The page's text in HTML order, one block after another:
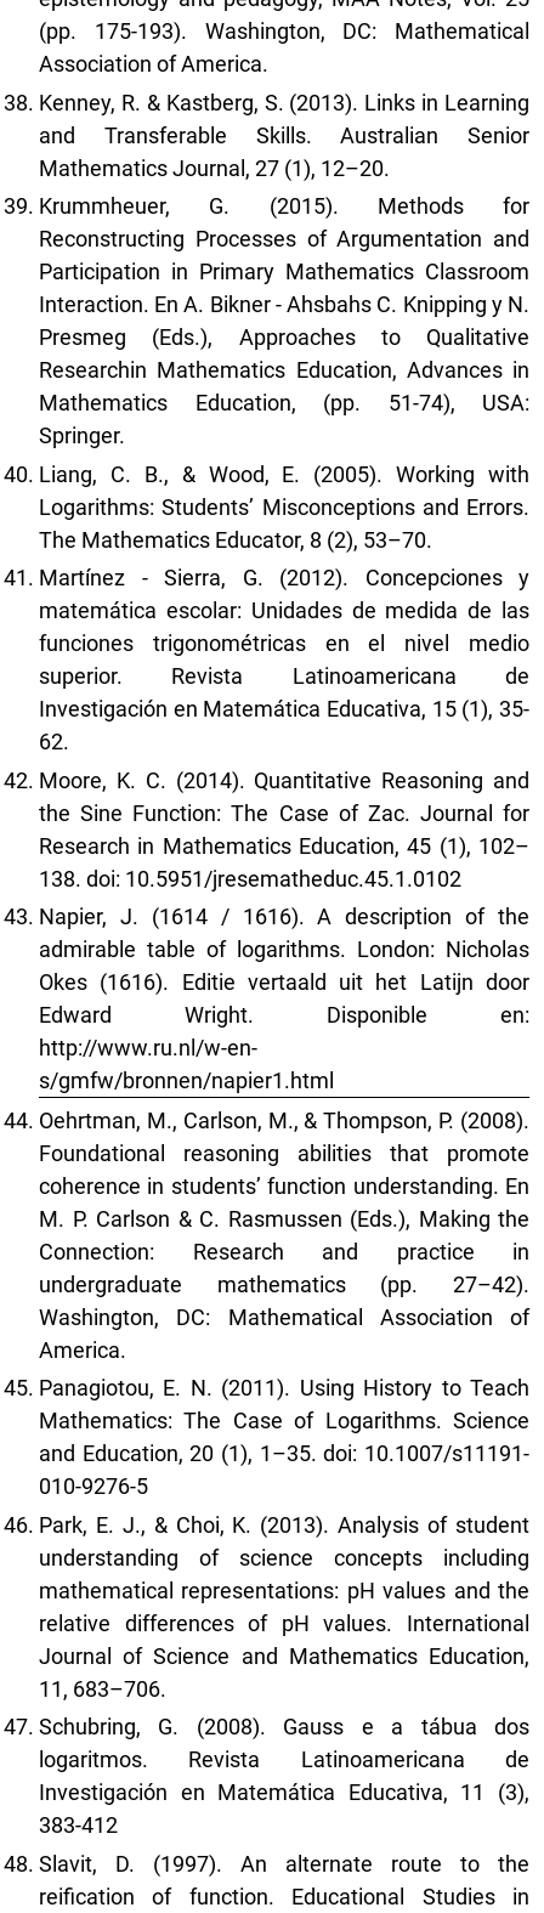
(pp. 175-193). Washington, DC: Mathematical
Association of America.
Kenney, R. & Kastberg, S. (2013). Links in Learning
and Transferable Skills. Australian Senior
Mathematics Journal, 27 (1), 12–20.
Krummheuer, G. (2015). Methods for
Reconstructing Processes of Argumentation and
Participation in Primary Mathematics Classroom
Interaction. En A. Bikner - Ahsbahs C. Knipping y N.
Presmeg (Eds.), Approaches to Qualitative
Researchin Mathematics Education, Advances in
Mathematics Education, (pp. 51-74), USA:
Springer.
Liang, C. B., & Wood, E. (2005). Working with
Logarithms: Students’ Misconceptions and Errors.
The Mathematics Educator, 8 (2), 53–70.
Martínez - Sierra, G. (2012). Concepciones y
matemática escolar: Unidades de medida de las
funciones trigonométricas en el nivel medio
superior. Revista Latinoamericana de
Investigación en Matemática Educativa, 15 (1), 35-
62.
Moore, K. C. (2014). Quantitative Reasoning and
the Sine Function: The Case of Zac. Journal for
Research in Mathematics Education, 45 (1), 102–
138. doi: 10.5951/jresematheduc.45.1.0102
Napier, J. (1614 / 1616). A description of the
admirable table of logarithms. London: Nicholas
Okes (1616). Editie vertaald uit het Latijn door
Edward Wright. Disponible en:
http://www.ru.nl/w-en-
s/gmfw/bronnen/napier1.html
Oehrtman, M., Carlson, M., & Thompson, P. (2008).
Foundational reasoning abilities that promote
coherence in students’ function understanding. En
M. P. Carlson & C. Rasmussen (Eds.), Making the
Connection: Research and practice in
undergraduate mathematics (pp. 27–42).
Washington, DC: Mathematical Association of
America.
Panagiotou, E. N. (2011). Using History to Teach
Mathematics: The Case of Logarithms. Science
and Education, 20 (1), 1–35. doi: 10.1007/s11191-
010-9276-5
Park, E. J., & Choi, K. (2013). Analysis of student
understanding of science concepts including
mathematical representations: pH values and the
relative differences of pH values. International
Journal of Science and Mathematics Education,
11, 683–706.
Schubring, G. (2008). Gauss e a tábua dos
logaritmos. Revista Latinoamericana de
Investigación en Matemática Educativa, 11 (3),
383-412
Slavit, D. (1997). An alternate route to the
reification of function. Educational Studies in